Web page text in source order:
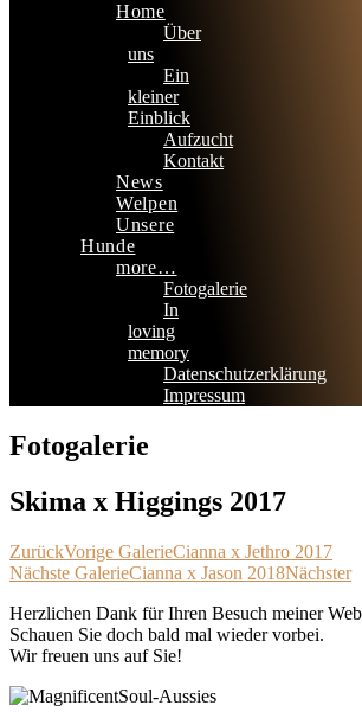
Home
Über
uns
Ein
kleiner
Einblick
Aufzucht
Kontakt
News
Welpen
Unsere
Hunde
more…
Fotogalerie
In
loving
memory
Datenschutzerklärung
Impressum
Fotogalerie
Skima x Higgings 2017
ZurückVorige GalerieCianna x Jethro 2017
Nächste GalerieCianna x Jason 2018Nächster
Herzlichen Dank für Ihren Besuch meiner
Schauen Sie doch bald mal wieder vorbei.
Wir freuen uns auf Sie!